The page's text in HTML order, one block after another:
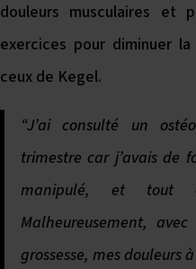
douleurs musculaires et
exercices pour diminuer
ceux de Kegel.
“J’ai consulté un
trimestre car j’avais de
manipulé, et tout
Malheureusement,
grossesse, mes douleurs